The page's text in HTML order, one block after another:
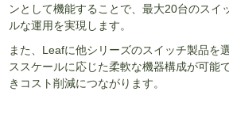
ンとして機能することで、最大20台のスイ
ルな運用を実現します。
また、Leafに他シリーズのスイッチ製品を
ススケールに応じた柔軟な機器構成が可能
きコスト削減につながります。